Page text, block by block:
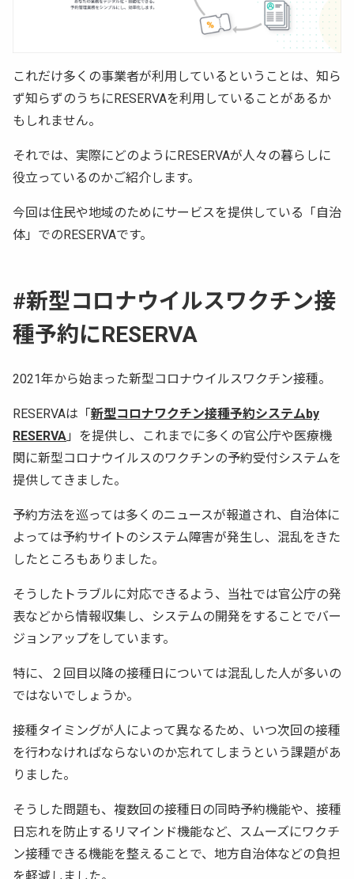
これだけ多くの事業者が利用しているということは、知ら
ず知らずのうちにRESERVAを利用していることがあるか
もしれません。
それでは、実際にどのようにRESERVAが人々の暮らしに
役立っているのかご紹介します。
今回は住民や地域のためにサービスを提供している「自治
体」でのRESERVAです。
#新型コロナウイルスワクチン接
種予約にRESERVA
2021年から始まった新型コロナウイルスワクチン接種。
RESERVAは「新型コロナワクチン接種予約システムby
RESERVA 」を提供し、これまでに多くの官公庁や医療機
関に新型コロナウイルスのワクチンの予約受付システムを
提供してきました。
予約方法を巡っては多くのニュースが報道され、自治体に
よっては予約サイトのシステム障害が発生し、混乱をきた
したところもありました。
そうしたトラブルに対応できるよう、当社では官公庁の発
表などから情報収集し、システムの開発をすることでバー
ジョンアップをしています。
特に、２回目以降の接種日については混乱した人が多いの
ではないでしょうか。
接種タイミングが人によって異なるため、いつ次回の接種
を行わなければならないのか忘れてしまうという課題があ
りました。
そうした問題も、複数回の接種日の同時予約機能や、接種
日忘れを防止するリマインド機能など、スムーズにワクチ
ン接種できる機能を整えることで、地方自治体などの負担